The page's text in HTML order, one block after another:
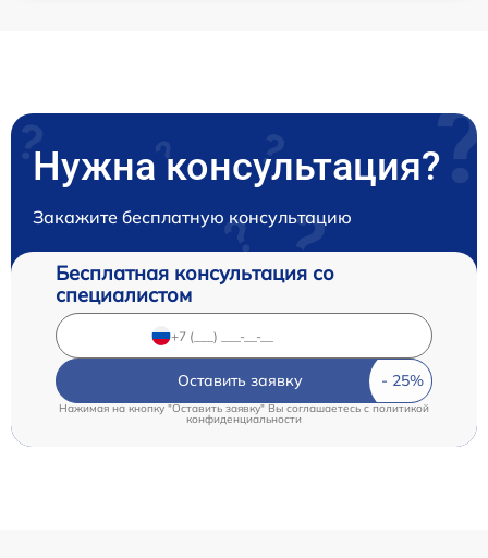
Нужна консультация?
Закажите бесплатную консультацию
Бесплатная консультация со
специалистом
Оставить заявку
Нажимая на кнопку "Оставить заявку" Вы соглашаетесь cполитикой
конфиденциальности